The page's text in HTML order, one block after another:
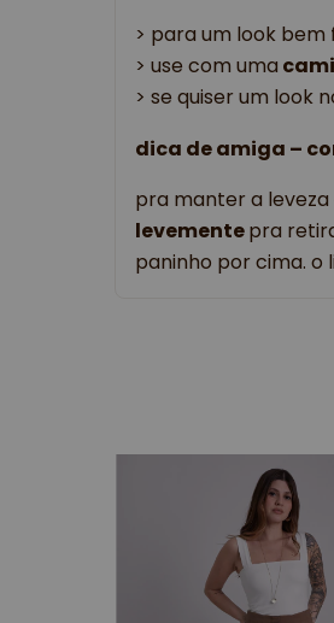
> para um look
> use com uma
> se quiser um look
dica de amiga –
pra manter a leveza
levementepra
paninho por cima. o